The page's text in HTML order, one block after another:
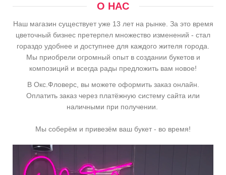
О НАС
Наш магазин существует уже 13 лет на рынке. За это время
цветочный бизнес претерпел множество изменений - стал
гораздо удобнее и доступнее для каждого жителя города.
Мы приобрели огромный опыт в создании букетов и
композиций и всегда рады предложить вам новое!
В Окс.Фловерс, вы можете оформить заказ онлайн.
Оплатить заказ через платёжную систему сайта или
наличными при получении.
Мы соберём и привезём ваш букет - во время!